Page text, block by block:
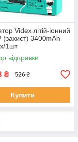
Videx літій-іонний
(захист) 3400mAh
1шт
відправки
₴ 526 ₴
Купити